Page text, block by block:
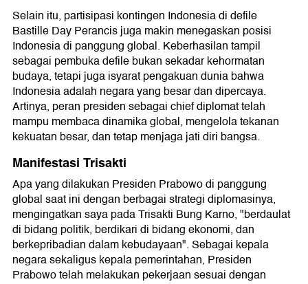
Selain itu, partisipasi kontingen Indonesia di defile
Bastille Day Perancis juga makin menegaskan posisi
Indonesia di panggung global. Keberhasilan tampil
sebagai pembuka defile bukan sekadar kehormatan
budaya, tetapi juga isyarat pengakuan dunia bahwa
Indonesia adalah negara yang besar dan dipercaya.
Artinya, peran presiden sebagai chief diplomat telah
mampu membaca dinamika global, mengelola tekanan
kekuatan besar, dan tetap menjaga jati diri bangsa.
Manifestasi Trisakti
Apa yang dilakukan Presiden Prabowo di panggung
global saat ini dengan berbagai strategi diplomasinya,
mengingatkan saya pada Trisakti Bung Karno, "berdaulat
di bidang politik, berdikari di bidang ekonomi, dan
berkepribadian dalam kebudayaan". Sebagai kepala
negara sekaligus kepala pemerintahan, Presiden
Prabowo telah melakukan pekerjaan sesuai dengan